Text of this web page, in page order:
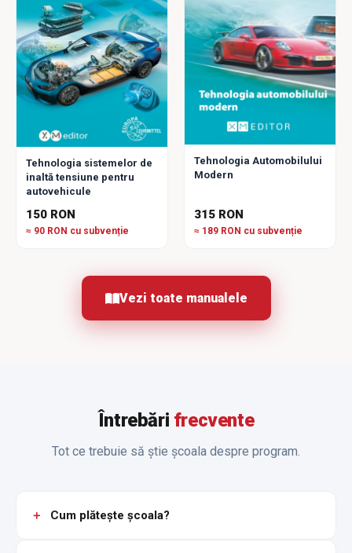
Tehnologia sistemelor de
inaltă tensiune pentru
autovehicule
150 RON
≈ 90 RON cu subvenție
Tehnologia Automobilului
Modern
315 RON
≈ 189 RON cu subvenție
Vezi toate manualele
Întrebări frecvente
Tot ce trebuie să știe școala despre program.
Cum plătește școala?